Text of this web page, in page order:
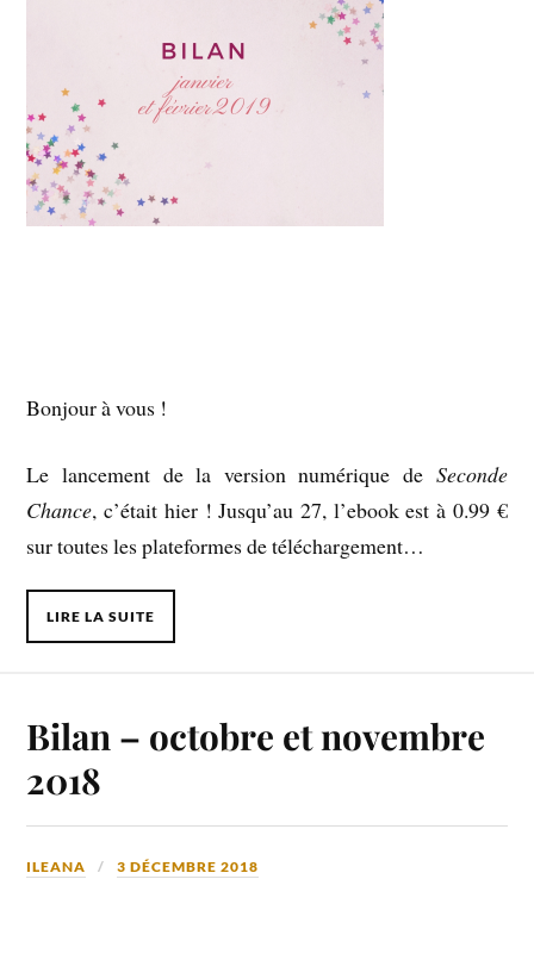
Bonjour à vous !
Le lancement de la version numérique de Seconde
Chance, c’était hier ! Jusqu’au 27, l’ebook est à 0.99 €
sur toutes les plateformes de téléchargement…
LIRE LA SUITE
Bilan – octobre et novembre
2018
ILEANA 3 DÉCEMBRE 2018